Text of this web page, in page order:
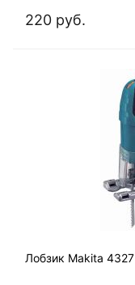
220 руб.
Лобзик Makita 4327